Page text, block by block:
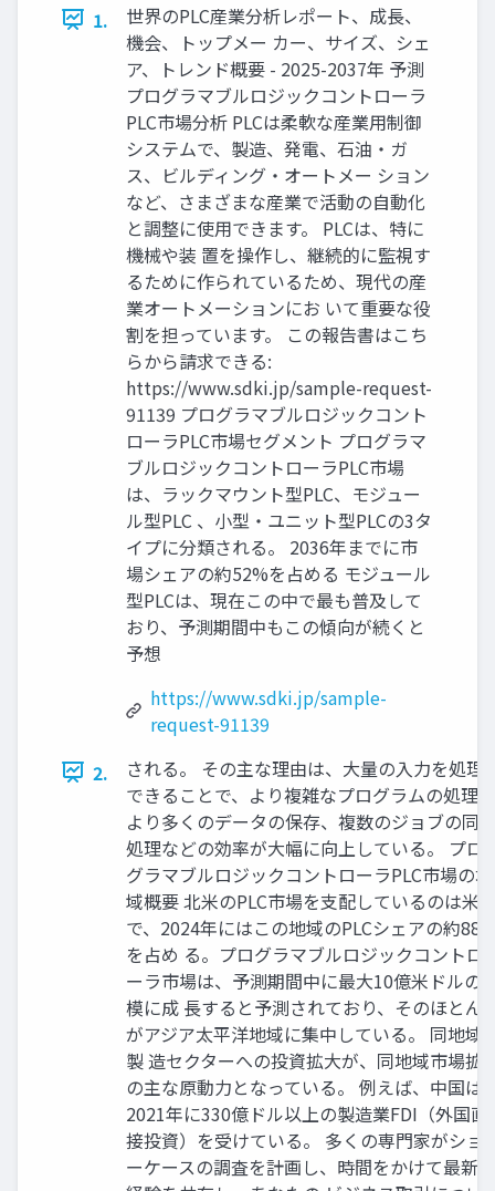
1.
世界のPLC産業分析レポート、成長、
機会、トップメー カー、サイズ、シェ
ア、トレンド概要 - 2025-2037年 予測
プログラマブルロジックコントローラ
PLC市場分析 PLCは柔軟な産業用制御
システムで、製造、発電、石油・ガ
ス、ビルディング・オートメー ション
など、さまざまな産業で活動の自動化
と調整に使用できます。 PLCは、特に
機械や装 置を操作し、継続的に監視す
るために作られているため、現代の産
業オートメーションにお いて重要な役
割を担っています。 この報告書はこち
らから請求できる:
https://www.sdki.jp/sample-request-
91139 プログラマブルロジックコント
ローラPLC市場セグメント プログラマ
ブルロジックコントローラPLC市場
は、ラックマウント型PLC、モジュー
ル型PLC 、小型・ユニット型PLCの3タ
イプに分類される。 2036年までに市
場シェアの約52%を占める モジュール
型PLCは、現在この中で最も普及して
おり、予測期間中もこの傾向が続くと
予想
https://www.sdki.jp/sample-
request-91139
2.
される。 その主な理由は、大量の入力を処理
できることで、より複雑なプログラムの処理
より多くのデータの保存、複数のジョブの同
処理などの効率が大幅に向上している。 プロ
グラマブルロジックコントローラPLC市場の地
域概要 北米のPLC市場を支配しているのは米
で、2024年にはこの地域のPLCシェアの約88
を占め る。プログラマブルロジックコントロ
ーラ市場は、予測期間中に最大10億米ドルの
模に成 長すると予測されており、そのほとん
がアジア太平洋地域に集中している。 同地域
製 造セクターへの投資拡大が、同地域市場拡
の主な原動力となっている。 例えば、中国は
2021年に330億ドル以上の製造業FDI（外国直
接投資）を受けている。 多くの専門家がショ
ーケースの調査を計画し、時間をかけて最新の